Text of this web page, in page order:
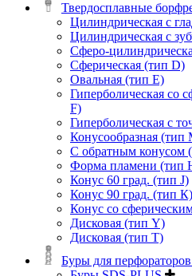
Твердосплавные
Цилиндрическая с
Цилиндрическая с
Сферо-
Сферическая (тип D)
Овальная (тип Е)
Гиперболическая со
F)
Гиперболическая с
Конусообразная (тип
C обратным конусом
Форма пламени (тип
Конус 60 град. (тип J)
Конус 90 град. (тип К)
Конус со
Дисковая (тип Y)
Дисковая (тип Т)
Буры для перфораторов